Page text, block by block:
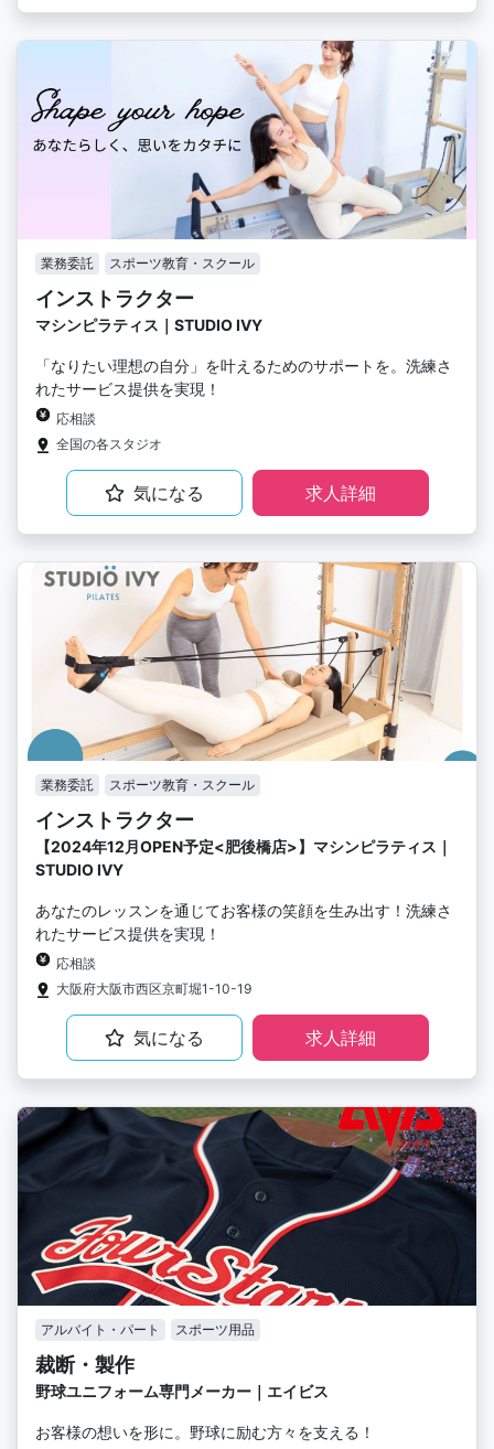
業務委託 スポーツ教育・スクール
インストラクター
マシンピラティス｜STUDIO IVY
「なりたい理想の自分」を叶えるためのサポートを。洗練さ
れたサービス提供を実現！
応相談
全国の各スタジオ
気になる 求人詳細
業務委託 スポーツ教育・スクール
インストラクター
【2024年12月OPEN予定<肥後橋店>】マシンピラティス｜
STUDIO IVY
あなたのレッスンを通じてお客様の笑顔を生み出す！洗練さ
れたサービス提供を実現！
応相談
大阪府大阪市西区京町堀1-10-19
気になる 求人詳細
アルバイト・パート スポーツ用品
裁断・製作
野球ユニフォーム専門メーカー｜エイビス
お客様の想いを形に。野球に励む方々を支える！